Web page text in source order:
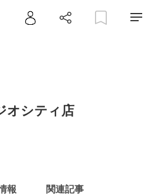
オシティ店
報 関連記事